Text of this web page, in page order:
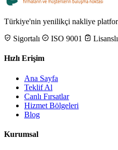
Türkiye'nin yenilikçi nakliye
Sigortalı
ISO 9001 Lisanslı
Hızlı Erişim
Ana Sayfa
Teklif Al
Canlı Fırsatlar
Hizmet Bölgeleri
Blog
Kurumsal